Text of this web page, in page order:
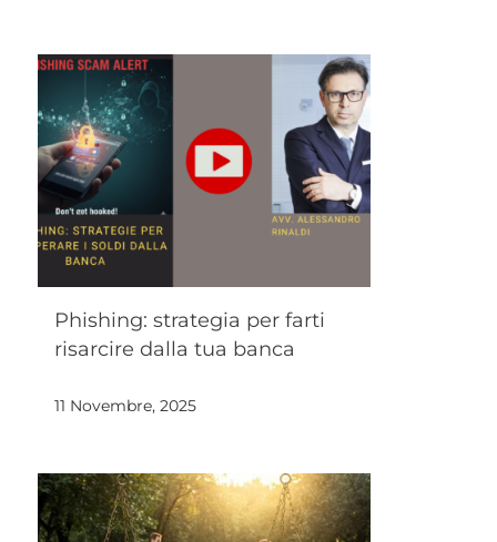
Phishing: strategia per farti
risarcire dalla tua banca
11 Novembre, 2025